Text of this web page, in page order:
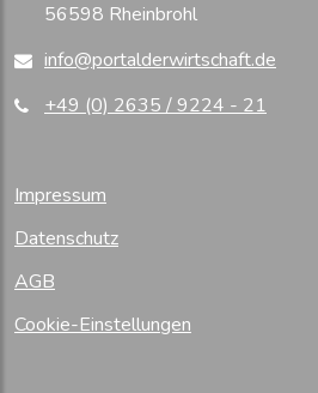
56598 Rheinbrohl
info@portalderwirtschaft.de
+49 (0) 2635 / 9224 - 21
Impressum
Datenschutz
AGB
Cookie-Einstellungen